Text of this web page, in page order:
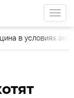
в условиях